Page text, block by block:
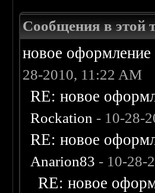
Сообщения в этой
новое оформление
28-2010, 11:22 AM
RE: новое
Rockation - 10-28-
RE: новое
Anarion83 - 10-28-
RE: новое